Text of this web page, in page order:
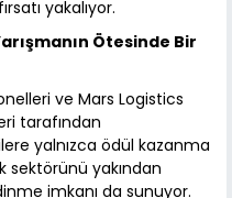
yakalıyor.
Ötesinde Bir
ve Mars Logistics
tarafından
yalnızca ödül kazanma
sektörünü yakından
imkanı da sunuyor.